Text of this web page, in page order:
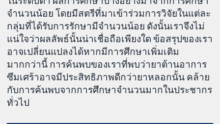
จำนวนน้อย โดยมีสตรีที่มาเข้าร่วมการวิจัยในแต่ละ
กลุ่มที่ได้รับการรักษามีจำนวนน้อย ดังนั้นเราจึงไม่
แน่ใจว่าผลลัพธ์นั้นน่าเชื่อถือเพียงใด ข้อสรุปของเรา
อาจเปลี่ยนแปลงได้หากมีการศึกษาเพิ่มเติม
มากกว่านี้ การค้นพบของเราที่พบว่ายาต้านอาการ
ซึมเศร้าอาจมีประสิทธิภาพดีกว่ายาหลอกนั้น คล้าย
กับการค้นพบจากการศึกษาจำนวนมากในประชากร
ทั่วไป